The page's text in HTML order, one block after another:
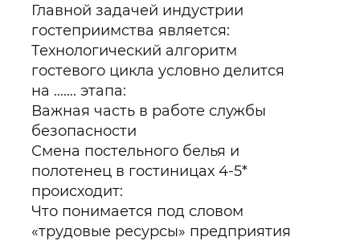
Главной задачей индустрии
гостеприимства является:
Технологический алгоритм
гостевого цикла условно делится
на ……. этапа:
Важная часть в работе службы
безопасности
Смена постельного белья и
полотенец в гостиницах 4-5*
происходит:
Что понимается под словом
«трудовые ресурсы» предприятия